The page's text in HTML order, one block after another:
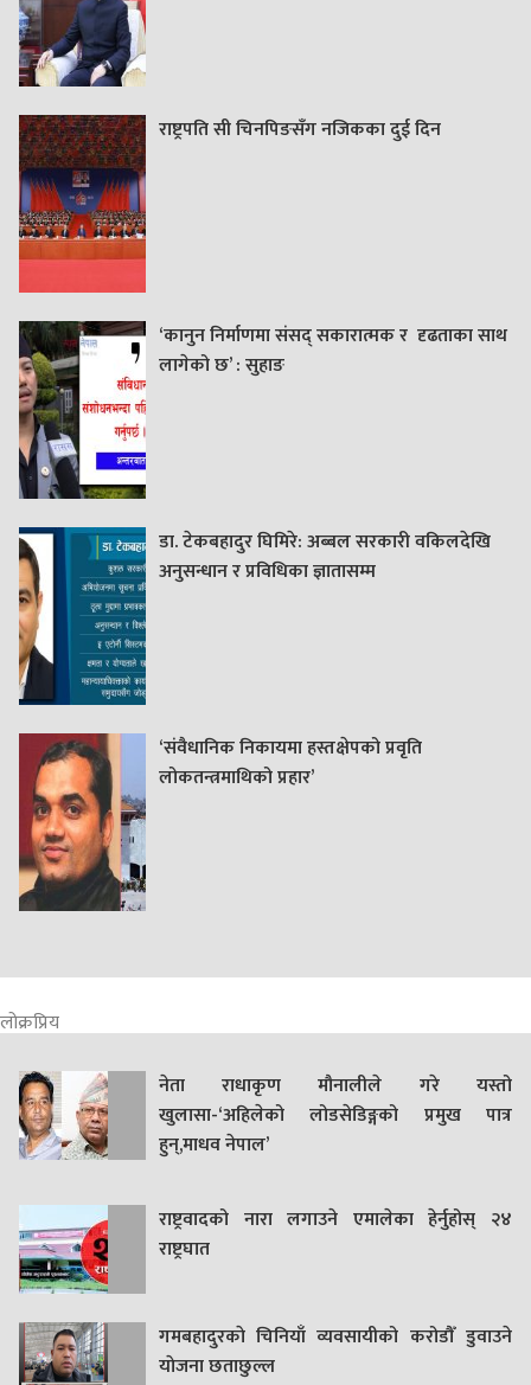
राष्ट्रपति सी चिनपिङसँग नजिकका दुई दिन
‘कानुन निर्माणमा संसद् सकारात्मक र दृढताका साथ
लागेको छ’ : सुहाङ
डा. टेकबहादुर घिमिरे: अब्बल सरकारी वकिलदेखि
अनुसन्धान र प्रविधिका ज्ञातासम्म
‘संवैधानिक निकायमा हस्तक्षेपको प्रवृति
लोकतन्त्रमाथिको प्रहार’
लोक्रप्रिय
नेता राधाकृण मौनालीले गरे यस्तो
खुलासा-‘अहिलेको लोडसेडिङ्गको प्रमुख पात्र
हुन्,माधव नेपाल’
राष्ट्रवादको नारा लगाउने एमालेका हेर्नुहोस् २४
राष्ट्रघात
गमबहादुरकाे चिनियाँ व्यवसायीको करोडौँ डुवाउने
याेजना छताछुल्ल